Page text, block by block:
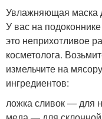
Увлажняющая маска
У вас на
это неприхотливое
косметолога.
измельчите на
ингредиентов:
ложка сливок — для